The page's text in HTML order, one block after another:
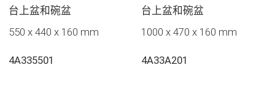
台上盆和碗盆
550 x 440 x 160 mm
4A335501
台上盆和碗盆
1000 x 470 x 160 mm
4A33A201